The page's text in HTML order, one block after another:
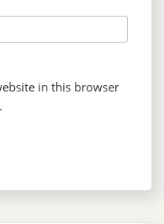
in this browser